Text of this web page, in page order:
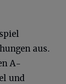
aus.
A-
und